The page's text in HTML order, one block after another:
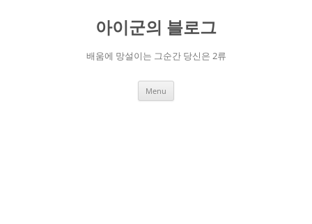
아이군의 블로그
배움에 망설이는 그순간 당신은 2류
Menu